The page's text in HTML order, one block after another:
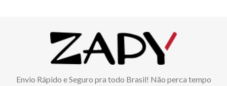
Envio Rápido e Seguro pra todo Brasil! Não perca tempo